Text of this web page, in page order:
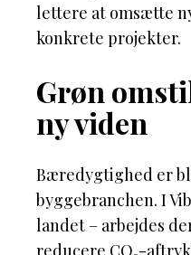
lettere at omsætte
konkrete projekter.
Grøn
ny viden
Bæredygtighed er
byggebranchen. I
landet – arbejdes